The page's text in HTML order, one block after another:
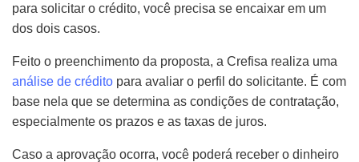
para solicitar o crédito, você precisa se encaixar em um
dos dois casos.
Feito o preenchimento da proposta, a Crefisa realiza uma
análise de crédito para avaliar o perfil do solicitante. É com
base nela que se determina as condições de contratação,
especialmente os prazos e as taxas de juros.
Caso a aprovação ocorra, você poderá receber o dinheiro